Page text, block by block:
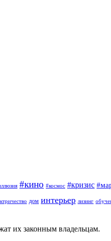
#кино #космос #кризис
дом интерьер лизинг
их законным владельцам.